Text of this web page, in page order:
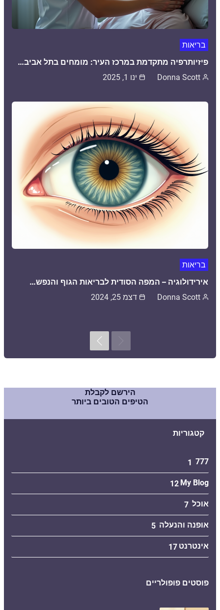
בריאות
פיזיותרפיה מתקדמת במרכז העיר: מומחים בתל אביב…
Donna Scott ינו 1, 2025
בריאות
אירידולוגיה – המפה הסודית לבריאות הגוף והנפש…
Donna Scott דצמ 25, 2024
Previous
Next
הירשם לקבלת
הטיפים הטובים ביותר
קטגוריות
777
1
My Blog
12
אוכל 7
אופנה והנעלה 5
אינטרנט 17
פוסטים פופולריים